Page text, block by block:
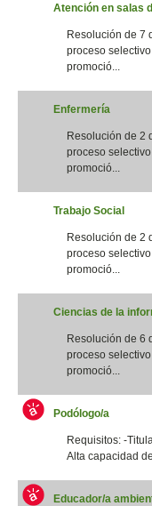
Atención en salas
Resolución de 7
proceso
promoció...
Enfermería
Resolución de 2
proceso
promoció...
Trabajo Social
Resolución de 2
proceso
promoció...
Ciencias de la
Resolución de 6
proceso
promoció...
Podólogo/a
Requisitos: -
Alta capacidad
Educador/a